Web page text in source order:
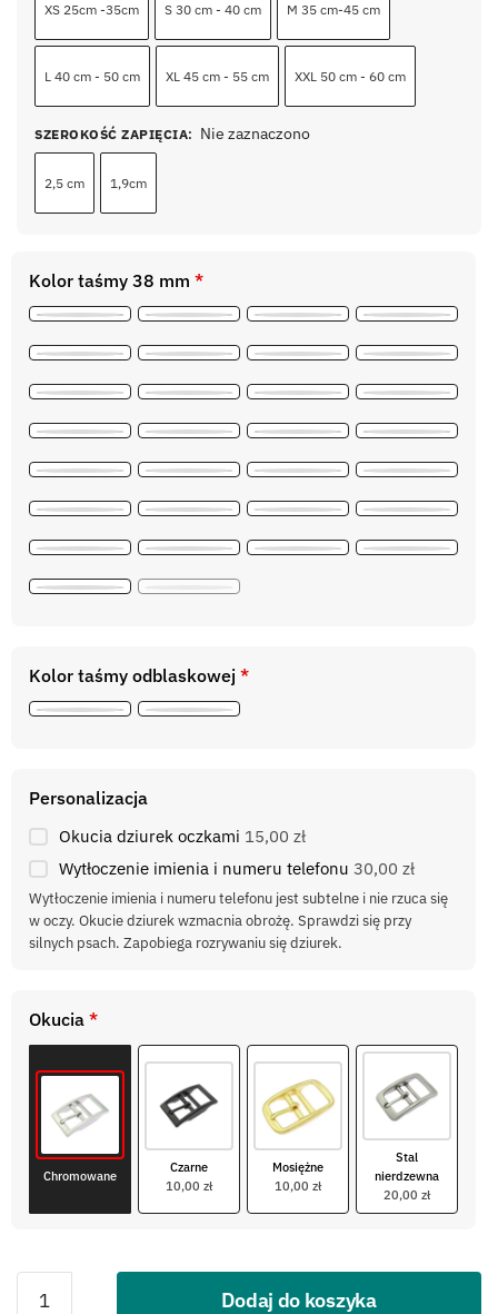
XS 25cm -35cm S 30 cm - 40 cm M 35 cm-45 cm
L 40 cm - 50 cm XL 45 cm - 55 cm XXL 50 cm - 60 cm
SZEROKOŚĆ ZAPIĘCIA: Nie zaznaczono
2,5 cm 1,9cm
Kolor taśmy 38 mm *
Kolor taśmy odblaskowej *
Personalizacja
Okucia dziurek oczkami 15,00 zł
Wytłoczenie imienia i numeru telefonu 30,00 zł
Wytłoczenie imienia i numeru telefonu jest subtelne i nie rzuca się
w oczy. Okucie dziurek wzmacnia obrożę. Sprawdzi się przy
silnych psach. Zapobiega rozrywaniu się dziurek.
Okucia *
Chromowane
Czarne
10,00 zł
Mosiężne
10,00 zł
Stal
nierdzewna
20,00 zł
Dodaj do koszyka